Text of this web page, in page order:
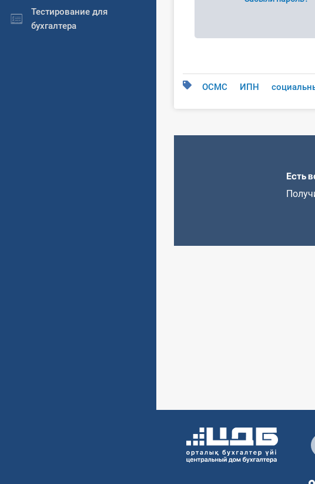
Тестирование для
бухгалтера
ОСМС ИПН
Есть